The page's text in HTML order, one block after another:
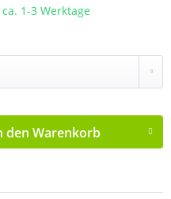
1-3 Werktage
den Warenkorb